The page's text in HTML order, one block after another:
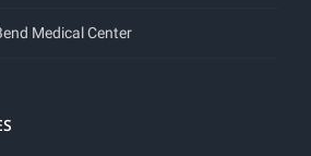
Medical Center